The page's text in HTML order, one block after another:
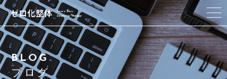
ゼロ化整体とは
私たちの想い
BLOG
ブログ